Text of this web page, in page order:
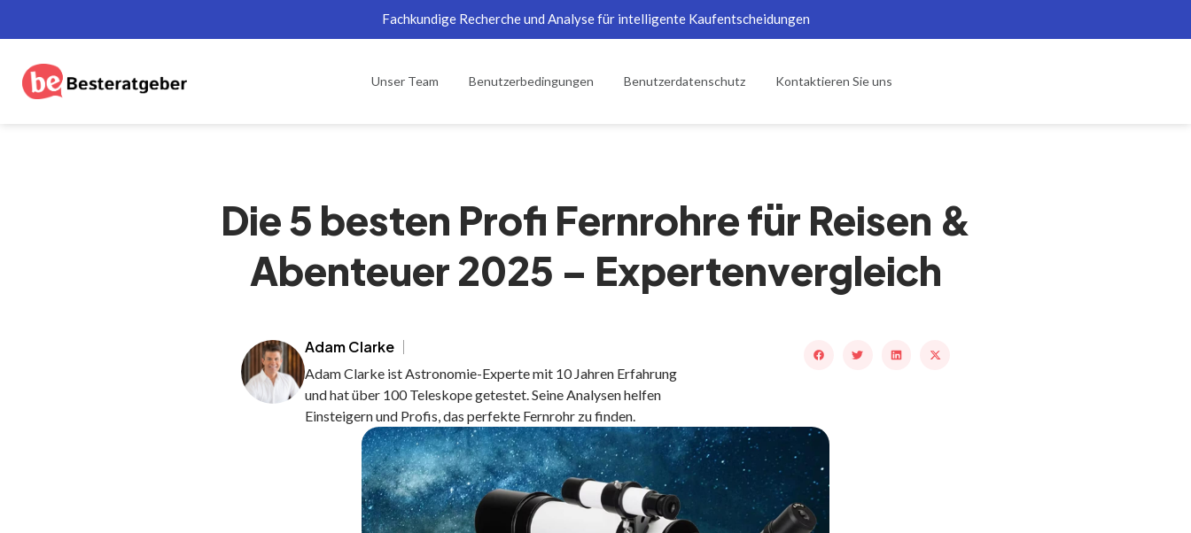
Fachkundige Recherche und Analyse für intelligente Kaufentscheidungen
Unser Team Benutzerbedingungen Benutzerdatenschutz Kontaktieren Sie uns
Die 5 besten Profi Fernrohre für Reisen &
Abenteuer 2025 – Expertenvergleich
Adam Clarke
Adam Clarke ist Astronomie-Experte mit 10 Jahren Erfahrung
und hat über 100 Teleskope getestet. Seine Analysen helfen
Einsteigern und Profis, das perfekte Fernrohr zu finden.